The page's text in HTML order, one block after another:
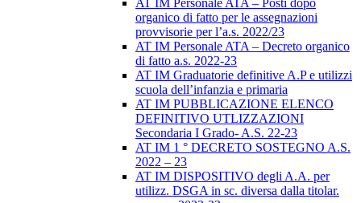
AT IM Personale ATA – Posti dopo
organico di fatto per le assegnazioni
provvisorie per l’a.s. 2022/23
AT IM Personale ATA – Decreto organico
di fatto a.s. 2022-23
AT IM Graduatorie definitive A.P e utilizzi
scuola dell’infanzia e primaria
AT IM PUBBLICAZIONE ELENCO
DEFINITIVO UTLIZZAZIONI
Secondaria I Grado- A.S. 22-23
AT IM 1 ° DECRETO SOSTEGNO A.S.
2022 – 23
AT IM DISPOSITIVO degli A.A. per
utilizz. DSGA in sc. diversa dalla titolar.